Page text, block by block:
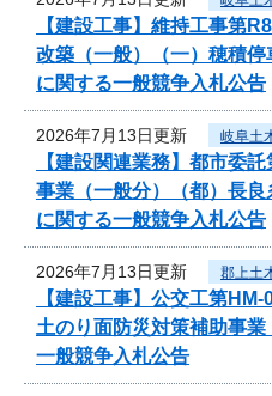
【建設工事】維持工事
改築（一般）（一）穂積
に関する一般競争入札公告
2026年7月13日更新 岐阜土
【建設関連業務】都市
事業（一般分）（都）長
に関する一般競争入札公告
2026年7月13日更新 郡上土
【建設工事】公交工第
土のり面防災対策補助事
一般競争入札公告